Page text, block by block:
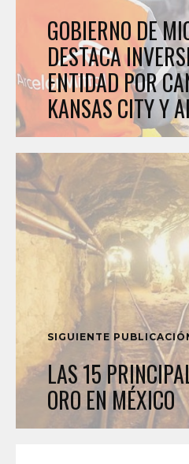
GOBIERNO DE
DESTACA
ENTIDAD POR
KANSAS CITY Y
SIGUIENTE
LAS 15
ORO EN MÉXICO